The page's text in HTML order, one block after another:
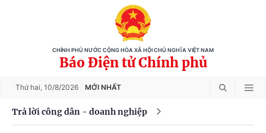
CHÍNH PHỦ NƯỚC CỘNG HÒA XÃ HỘI CHỦ NGHĨA VIỆT NAM
Báo Điện tử Chính phủ
Thứ hai, 10/8/2026 MỚI NHẤT
Trả lời công dân - doanh nghiệp